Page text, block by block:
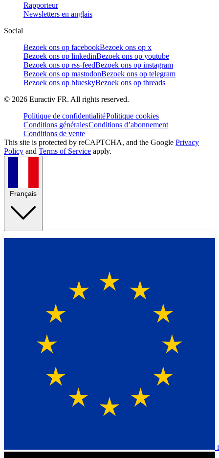
Rapporteur
Newsletters en anglais
Social
Bezoek ons op facebookBezoek ons op x
Bezoek ons op linkedinBezoek ons op youtube
Bezoek ons op rss-feedBezoek ons op instagram
Bezoek ons op mastodonBezoek ons op telegram
Bezoek ons op blueskyBezoek ons op threads
© 2026 Euractiv FR. All rights reserved.
Politique de confidentialitéPolitique cookies
Conditions généralesConditions d’abonnement
Conditions de vente
This site is protected by reCAPTCHA, and the Google Privacy
Policy and Terms of Service apply.
Français